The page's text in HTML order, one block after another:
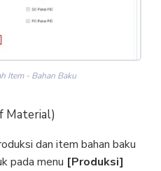
Item - Bahan Baku
Material)
dan item bahan baku
pada menu [Produksi]